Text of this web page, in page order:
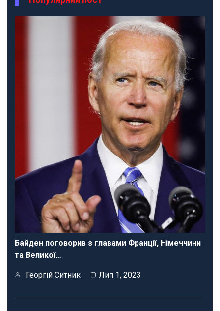
Байден поговорив з главами Франції, Німеччини
та Великої…
Георгій Ситник Лип 1, 2023